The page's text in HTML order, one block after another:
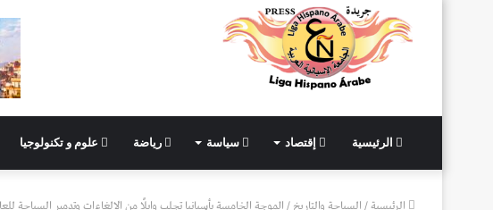
الرئيسية إقتصاد سياسة رياضة علوم و تكنولوجيا